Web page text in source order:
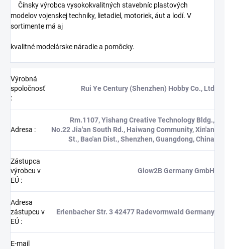
Čínsky výrobca vysokokvalitných stavebníc plastových
modelov vojenskej techniky, lietadiel, motoriek, áut a lodí. V
sortimente má aj
kvalitné modelárske náradie a pomôcky.
Výrobná
spoločnosť
:
Rui Ye Century (Shenzhen) Hobby Co., Ltd
Adresa :
Rm.1107, Yishang Creative Technology Bldg.,
No.22 Jia'an South Rd., Haiwang Community, Xin'an
St., Bao'an Dist., Shenzhen, Guangdong, China
Zástupca
výrobcu v
EÚ :
Glow2B Germany GmbH
Adresa
zástupcu v
EÚ :
Erlenbacher Str. 3 42477 Radevormwald Germany
E-mail